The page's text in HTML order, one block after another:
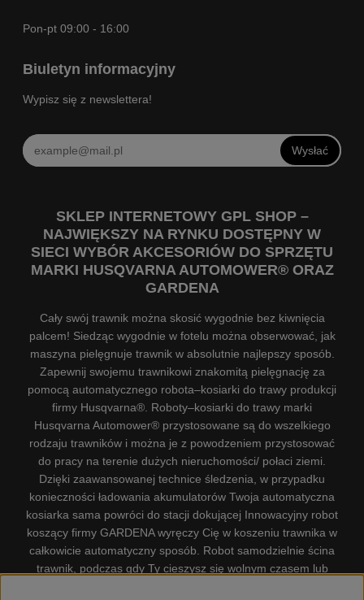
Pon-pt 09:00 - 16:00
Biuletyn informacyjny
Wypisz się z newslettera!
Wysłać
SKLEP INTERNETOWY GPL SHOP –
NAJWIĘKSZY NA RYNKU DOSTĘPNY W
SIECI WYBÓR AKCESORIÓW DO SPRZĘTU
MARKI HUSQVARNA AUTOMOWER® ORAZ
GARDENA
Cały swój trawnik można skosić wygodnie bez kiwnięcia
palcem! Siedząc wygodnie w fotelu można obserwować, jak
maszyna pielęgnuje trawnik w absolutnie najlepszy sposób.
Zapewnij swojemu trawnikowi znakomitą pielęgnację za
pomocą automatycznego robota–kosiarki do trawy produkcji
firmy Husqvarna®. Roboty–kosiarki do trawy marki
Husqvarna Automower® przystosowane są do wszelkiego
rodzaju trawników i można je z powodzeniem przystosować
do pracy na terenie dużych nieruchomości/ połaci ziemi.
Dzięki zaawansowanej technice śledzenia, w przypadku
konieczności ładowania akumulatorów Twoja automatyczna
kosiarka sama powróci do stacji dokującej Innowacyjny robot
koszący firmy GARDENA wyręczy Cię w koszeniu trawnika w
całkowicie automatyczny sposób. Robot samodzielnie ścina
trawnik, podczas gdy Ty cieszysz się wolnym czasem lub